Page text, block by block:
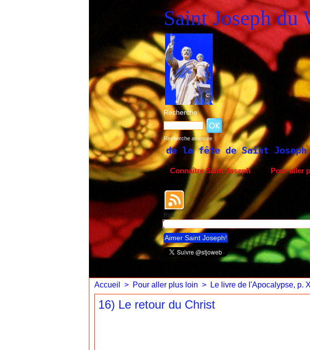
Saint Joseph du
Recherche
Recherche avancée
de la fête de Saint Joseph du 19 mars et du 1er
Connaître Saint Joseph Pour aller
Rss
Aimer Saint Joseph!
Accueil > Pour aller plus loin > Le livre de l'Apocalypse, p.
16) Le retour du Christ